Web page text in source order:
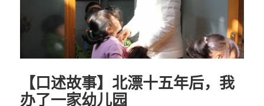
【口述故事】北漂十五年后，我
办了一家幼儿园